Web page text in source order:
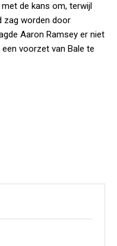
de kans om, terwijl
zag worden door
Aaron Ramsey er niet
voorzet van Bale te